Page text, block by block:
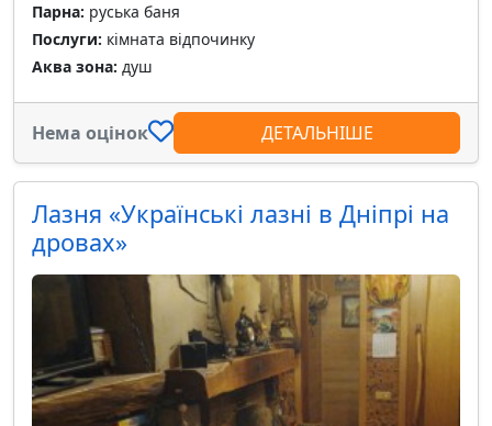
Парна: руська баня
Послуги: кімната відпочинку
Аква зона: душ
Нема оцінок ДЕТАЛЬНІШЕ
Лазня «Українські лазні в Дніпрі на
дровах»